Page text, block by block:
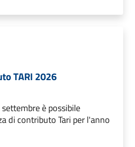
TARI 2026
è possibile
di contributo Tari per l'anno